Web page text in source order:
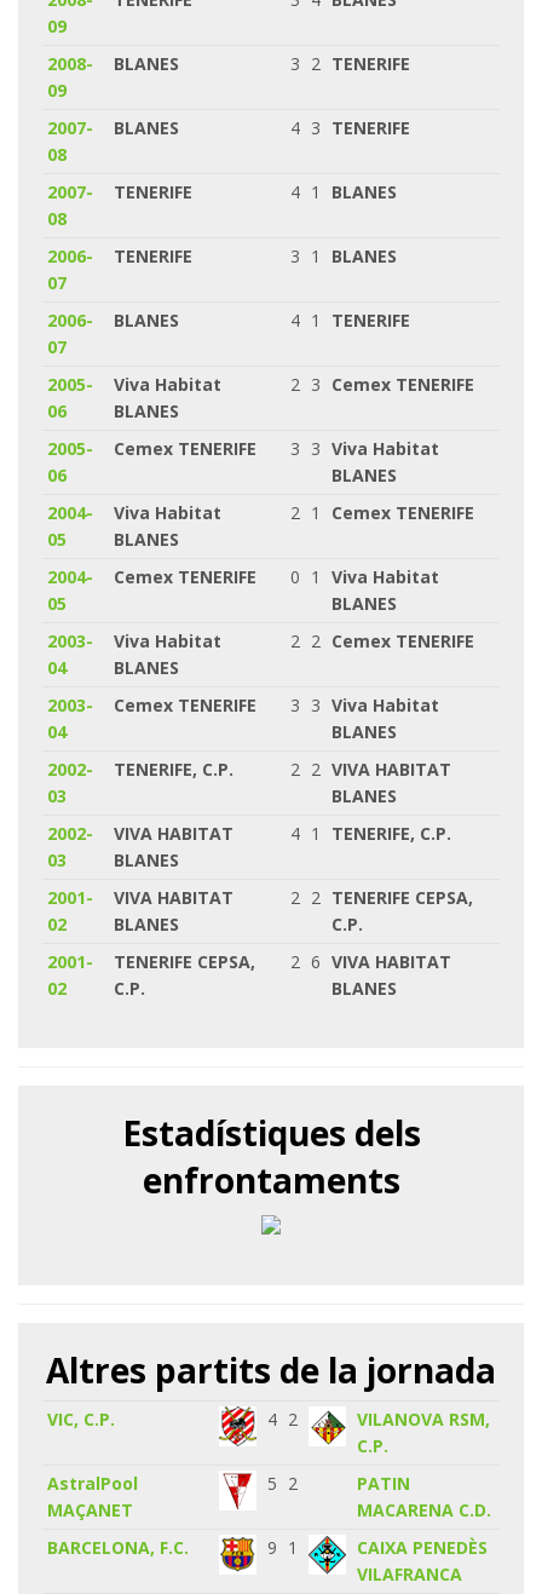
09
2008-
09
BLANES 3 2 TENERIFE
2007-
08
BLANES 4 3 TENERIFE
2007-
08
TENERIFE 4 1 BLANES
2006-
07
TENERIFE 3 1 BLANES
2006-
07
BLANES 4 1 TENERIFE
2005-
06
Viva Habitat
BLANES
2 3 Cemex TENERIFE
2005-
06
Cemex TENERIFE 3 3 Viva Habitat
BLANES
2004-
05
Viva Habitat
BLANES
2 1 Cemex TENERIFE
2004-
05
Cemex TENERIFE 0 1
Viva Habitat
BLANES
2003-
04
Viva Habitat
BLANES
2 2 Cemex TENERIFE
2003-
04
Cemex TENERIFE 3 3 Viva Habitat
BLANES
2002-
03
TENERIFE, C.P. 2 2 VIVA HABITAT
BLANES
2002-
03
VIVA HABITAT
BLANES
4 1 TENERIFE, C.P.
2001-
02
VIVA HABITAT
BLANES
2 2 TENERIFE CEPSA,
C.P.
2001-
02
TENERIFE CEPSA,
C.P.
2 6 VIVA HABITAT
BLANES
Estadístiques dels
enfrontaments
Altres partits de la jornada
VIC, C.P. 4 2
VILANOVA RSM,
C.P.
AstralPool
MAÇANET
5 2
PATIN
MACARENA C.D.
BARCELONA, F.C.
9 1
CAIXA PENEDÈS
VILAFRANCA